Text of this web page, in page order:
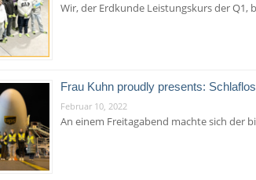
Wir, der Erdkunde Leistungskurs der Q1,
Frau Kuhn proudly presents:
Februar 10, 2022
An einem Freitagabend machte sich der